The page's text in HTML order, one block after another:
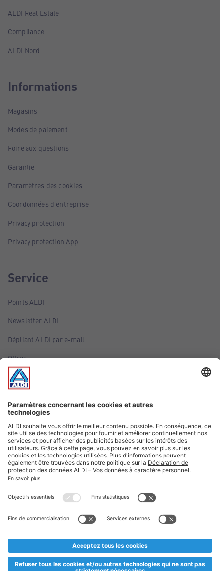
ALDI Real Estate
Compliance
ALDI Nord
Informations
Magasins
Modes de paiement
Foire aux questions
Garantie
Paramètres des cookies
Coordonnées d'entreprise
Privacy protection
Privacy protection App
Service
Points ALDI
Newsletter ALDI
Dépliant ALDI par e-mail
Offres
Infos essentielles
Suivez ALDI Luxembourg
Textes marqués d'un astérisque et mentions légales
esoulaang bis de Stock eidel ass. Mir soen Iech Merci fir Äert
Planifikatioun ausverkaaft sollte sinn. De VALORLUX-Präis an
** Op dësem Site huet d'Benotze vun der männlecher Form eng
besser Liesbarkeet am Sënn an huet keng diskriminéierend